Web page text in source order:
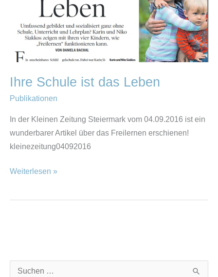
Ihre Schule ist das Leben
Publikationen
In der Kleinen Zeitung Steiermark vom 04.09.2016 ist ein
wunderbarer Artikel über das Freilernen erschienen!
kleinezeitung04092016
Weiterlesen »